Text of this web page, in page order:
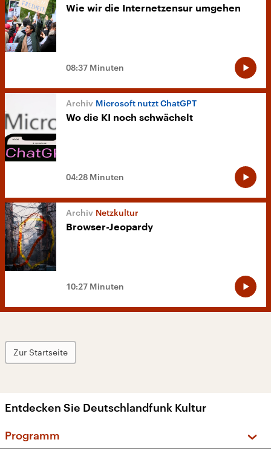
Wie wir die Internetzensur umgehen
08:37 Minuten
Microsoft nutzt ChatGPT
Wo die KI noch schwächelt
04:28 Minuten
Netzkultur
Browser-Jeopardy
10:27 Minuten
Zur Startseite
Entdecken Sie Deutschlandfunk Kultur
Programm